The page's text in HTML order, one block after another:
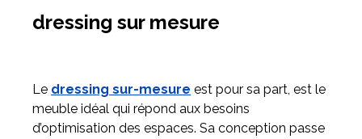
dressing sur mesure
Le dressing sur-mesure est pour sa part, est le
meuble idéal qui répond aux besoins
d’optimisation des espaces. Sa conception passe